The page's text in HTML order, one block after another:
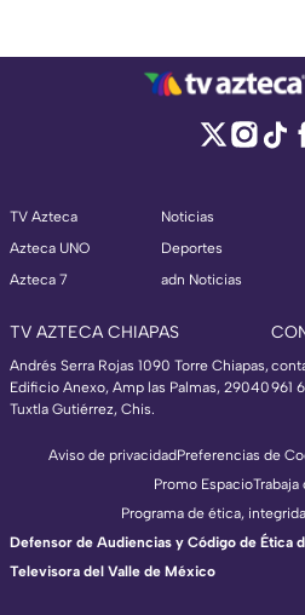
TV Azteca
Azteca UNO
Azteca 7
Noticias
Deportes
adn Noticias
TV AZTECA CHIAPAS
Andrés Serra Rojas 1090 Torre Chiapas,
Edificio Anexo, Amp las Palmas, 29040
Tuxtla Gutiérrez, Chis.
961
Aviso de privacidadPreferencias de
Promo EspacioTrabaja
Programa de ética,
Defensor de Audiencias y Código de Ética
Televisora del Valle de México